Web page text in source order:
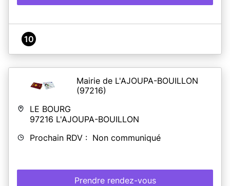
10
Mairie de L'AJOUPA-BOUILLON
(97216)
LE BOURG
97216 L'AJOUPA-BOUILLON
Prochain RDV : Non communiqué
Prendre rendez-vous